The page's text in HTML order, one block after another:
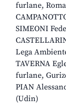
furlane,
SIMEONI
Lega
TAVERNA
furlane,
PIAN
(Udin)